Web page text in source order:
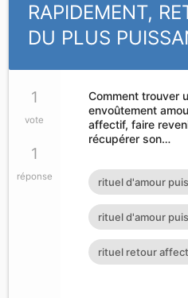
RAPIDEMENT,
DU PLUS
1
vote
1
réponse
Comment trouver
envoûtement
affectif, faire
récupérer son…
rituel d'amour
rituel d'amour
rituel retour